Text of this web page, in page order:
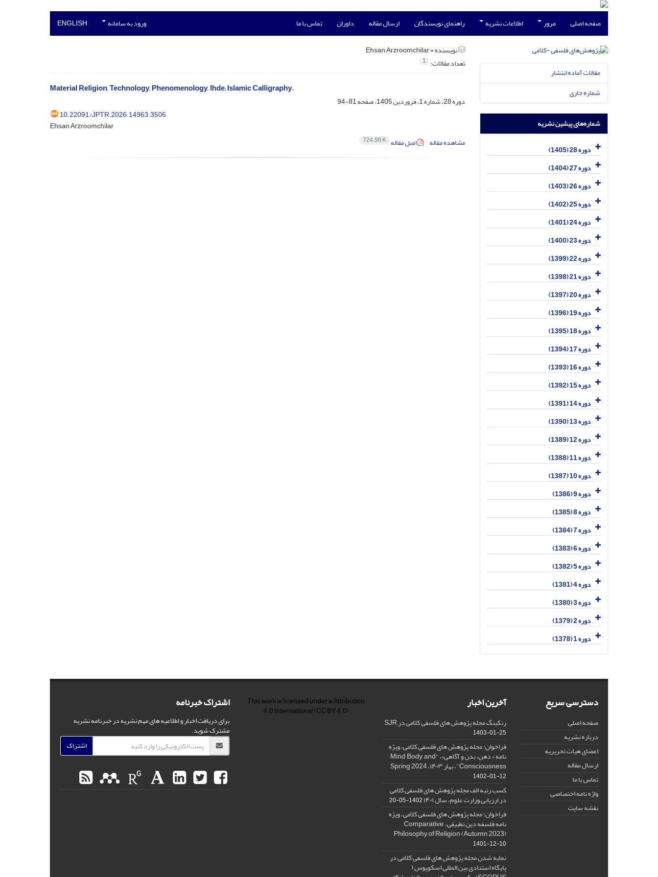
صفحه اصلی مرور اطلاعات نشریه راهنمای نویسندگان ارسال مقاله داوران تماس با ما ورود به سامانه ENGLISH
نویسنده =Ehsan Arzroomchilar
تعداد مقالات: 1
Material Religion, Technology, Phenomenology, Ihde; Islamic Calligraphy.
دوره 28، شماره 1، فروردین 1405، صفحه
81-94
10.22091/JPTR.2026.14963.3506
Ehsan Arzroomchilar
مشاهده مقاله
اصل مقاله 724.99 K
مقالات آماده انتشار
شماره جاری
شماره‌های پیشین نشریه
دوره 28 (1405)
دوره 27 (1404)
دوره 26 (1403)
دوره 25 (1402)
دوره 24 (1401)
دوره 23 (1400)
دوره 22 (1399)
دوره 21 (1398)
دوره 20 (1397)
دوره 19 (1396)
دوره 18 (1395)
دوره 17 (1394)
دوره 16 (1393)
دوره 15 (1392)
دوره 14 (1391)
دوره 13 (1390)
دوره 12 (1389)
دوره 11 (1388)
دوره 10 (1387)
دوره 9 (1386)
دوره 8 (1385)
دوره 7 (1384)
دوره 6 (1383)
دوره 5 (1382)
دوره 4 (1381)
دوره 3 (1380)
دوره 2 (1379)
دوره 1 (1378)
دسترسی سریع
صفحه اصلی
درباره نشریه
اعضای هیات تحریریه
ارسال مقاله
تماس با ما
واژه نامه اختصاصی
نقشه سایت
آخرین اخبار
رنکینگ مجله پژوهش های فلسفی کلامی در SJR
1403-01-25
فراخوان: مجله پژوهش های فلسفی کلامی، ویژه
نامه « ذهن، بدن و آگاهی»، "Mind, Body, and
Consciousness"، بهار ۱۴۰۳، Spring 2024
1402-01-12
کسب رتبه الف مجله پژوهش های فلسفی کلامی
در ارزیابی وزارت علوم، سال ۱۴۰۱ 1402-05-20
فراخوان: مجله پژوهش های فلسفی کلامی، ویژه
نامه فلسفه دین تطبیقی، ,Comparative
Philosophy of Religion (Autumn 2023)
1401-12-10
نمایه شدن مجله پژوهش های فلسفی کلامی در
پایگاه استنادی بین المللی اسکوپوس (
This work is licensed under aAttribution
4.0 International(CC BY 4.0) اشتراک خبرنامه
برای دریافت اخبار و اطلاعیه های مهم نشریه در خبرنامه نشریه
مشترک شوید.
اشتراک